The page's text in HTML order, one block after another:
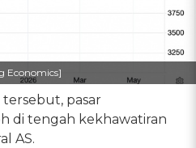
Economics]
pasar
di tengah kekhawatiran
AS.